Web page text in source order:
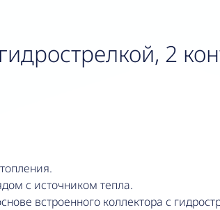
2
с источником тепла.
встроенного коллектора с